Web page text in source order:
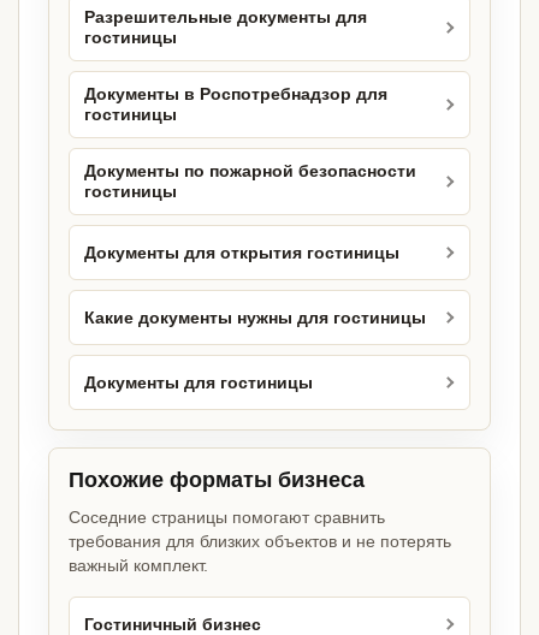
Разрешительные документы для
гостиницы
Документы в Роспотребнадзор для
гостиницы
Документы по пожарной безопасности
гостиницы
Документы для открытия гостиницы
Какие документы нужны для гостиницы
Документы для гостиницы
Похожие форматы бизнеса
Соседние страницы помогают сравнить
требования для близких объектов и не потерять
важный комплект.
Гостиничный бизнес